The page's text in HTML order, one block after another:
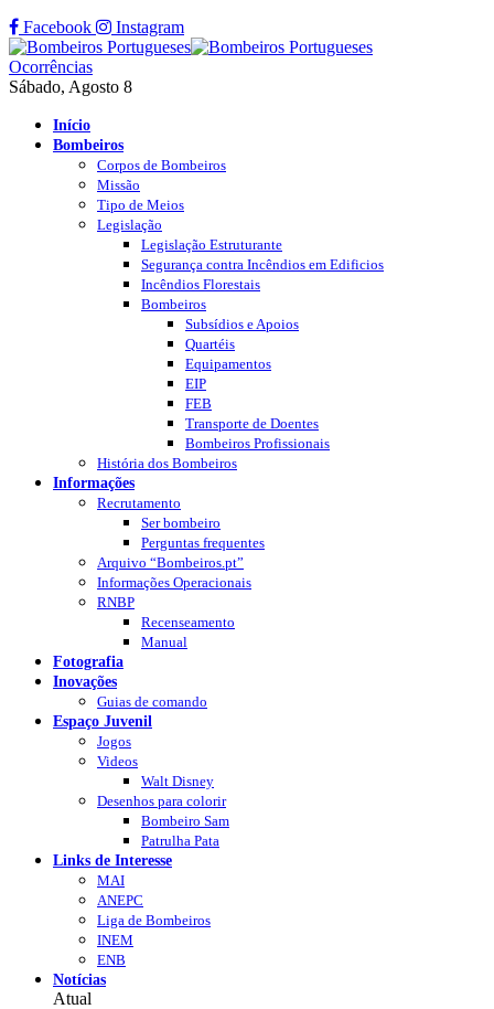
Facebook
Instagram
Ocorrências
Sábado, Agosto 8
Início
Bombeiros
Corpos de Bombeiros
Missão
Tipo de Meios
Legislação
Legislação Estruturante
Segurança contra Incêndios em Edificios
Incêndios Florestais
Bombeiros
Subsídios e Apoios
Quartéis
Equipamentos
EIP
FEB
Transporte de Doentes
Bombeiros Profissionais
História dos Bombeiros
Informações
Recrutamento
Ser bombeiro
Perguntas frequentes
Arquivo “Bombeiros.pt”
Informações Operacionais
RNBP
Recenseamento
Manual
Fotografia
Inovações
Guias de comando
Espaço Juvenil
Jogos
Videos
Walt Disney
Desenhos para colorir
Bombeiro Sam
Patrulha Pata
Links de Interesse
MAI
ANEPC
Liga de Bombeiros
INEM
ENB
Notícias
Atual